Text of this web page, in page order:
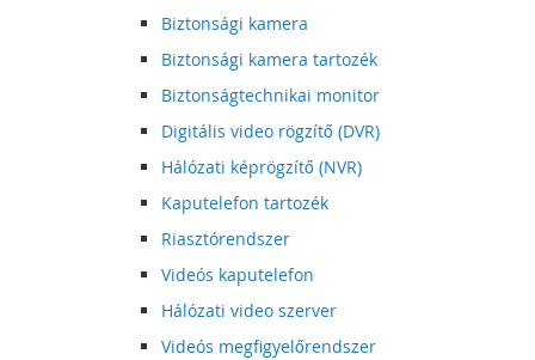
Biztonsági kamera
Biztonsági kamera tartozék
Biztonságtechnikai monitor
Digitális video rögzítő (DVR)
Hálózati képrögzítő (NVR)
Kaputelefon tartozék
Riasztórendszer
Videós kaputelefon
Hálózati video szerver
Videós megfigyelőrendszer